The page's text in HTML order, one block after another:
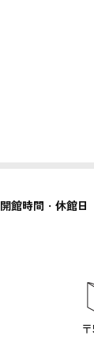
開館時間・休館日